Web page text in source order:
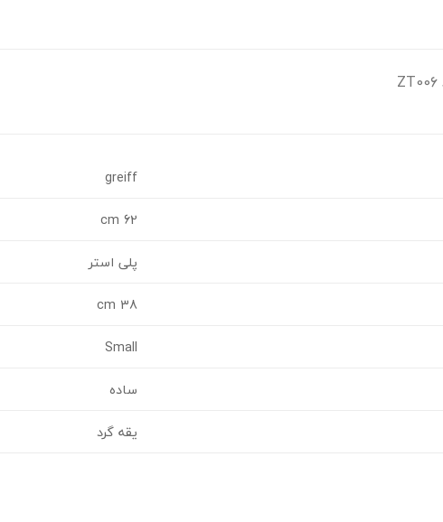
greiff
62 cm
پلی استر
38 cm
Small
ساده
یقه گرد